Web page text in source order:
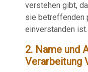
verstehen gibt,
sie betreffenden
einverstanden ist.
2. Name und
Verarbeitung